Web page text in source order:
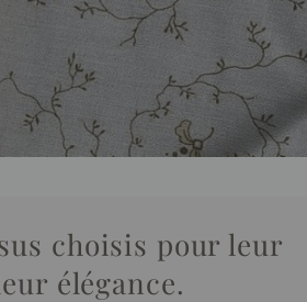
choisis pour leur
élégance.